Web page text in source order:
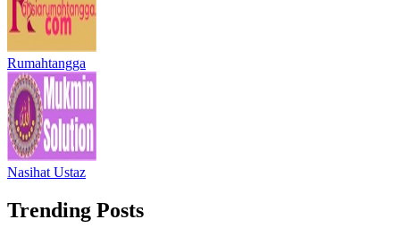
Rumahtangga
Nasihat Ustaz
Trending Posts